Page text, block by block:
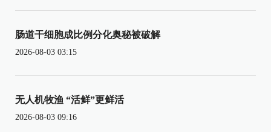
肠道干细胞成比例分化奥秘被破解
2026-08-03 03:15
无人机牧渔 “活鲜”更鲜活
2026-08-03 09:16